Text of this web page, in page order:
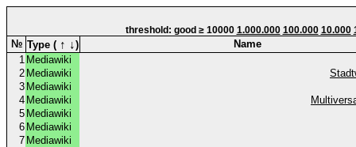
threshold: good ≥ 10000 1.000.000 100.000 10.000
№ Type ( ↑ ↓)
Name
1 Mediawiki
2 Mediawiki
3 Mediawiki
4 Mediawiki
5 Mediawiki
6 Mediawiki
7 Mediawiki